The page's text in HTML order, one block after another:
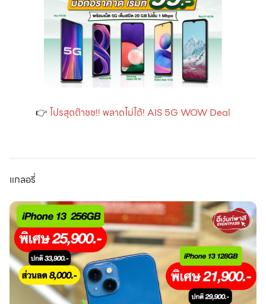
👉 โปรสุดต๊าชช!! พลาดไม่ได้! AIS 5G WOW Deal
แกลอรี่